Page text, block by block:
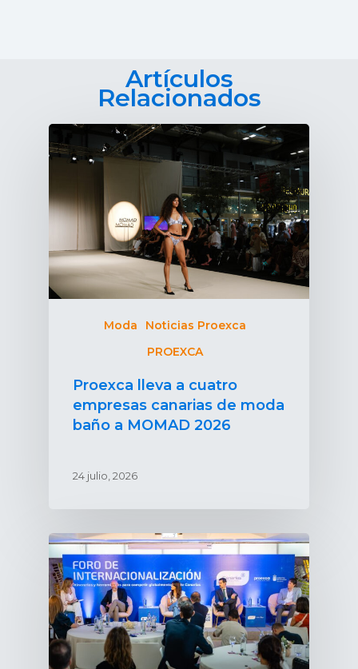
Artículos
Relacionados
Moda
Noticias Proexca
PROEXCA
Proexca lleva a cuatro
empresas canarias de moda
baño a MOMAD 2026
24 julio, 2026